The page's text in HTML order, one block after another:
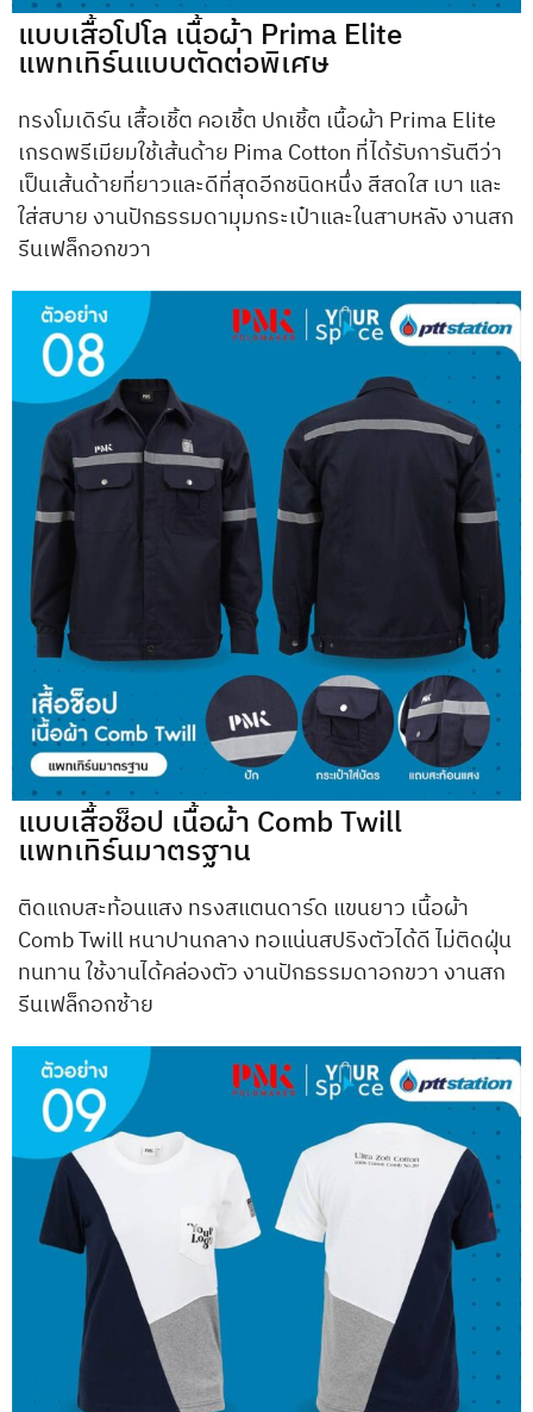
แบบเสื้อโปโล เนื้อผ้า Prima Elite
แพทเทิร์นแบบตัดต่อพิเศษ
ทรงโมเดิร์น เสื้อเชิ้ต คอเชิ้ต ปกเชิ้ต เนื้อผ้า Prima Elite
เกรดพรีเมียมใช้เส้นด้าย Pima Cotton ที่ได้รับการันตีว่า
เป็นเส้นด้ายที่ยาวและดีที่สุดอีกชนิดหนึ่ง สีสดใส เบา และ
ใส่สบาย งานปักธรรมดามุมกระเป๋าและในสาบหลัง งานสก
รีนเฟล็กอกขวา
แบบเสื้อช็อป เนื้อผ้า Comb Twill
แพทเทิร์นมาตรฐาน
ติดแถบสะท้อนแสง ทรงสแตนดาร์ด แขนยาว เนื้อผ้า
Comb Twill หนาปานกลาง ทอแน่นสปริงตัวได้ดี ไม่ติดฝุ่น
ทนทาน ใช้งานได้คล่องตัว งานปักธรรมดาอกขวา งานสก
รีนเฟล็กอกซ้าย